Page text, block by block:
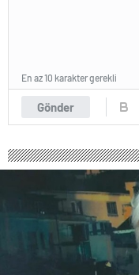
Gönder
En az 10 karakter gerekli